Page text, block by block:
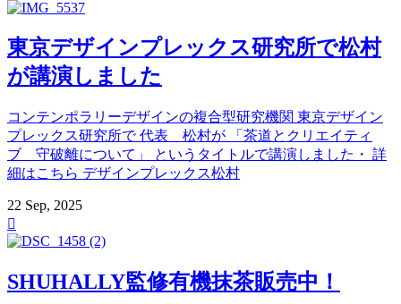
東京デザインプレックス研究所で松村
が講演しました
コンテンポラリーデザインの複合型研究機関 東京デザイン
プレックス研究所で 代表 松村が 「茶道とクリエイティ
ブ 守破離について」 というタイトルで講演しました・ 詳
細はこちら デザインプレックス松村
22 Sep, 2025

SHUHALLY監修有機抹茶販売中！